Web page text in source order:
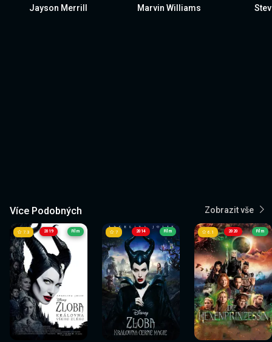
Jayson Merrill Marvin Williams
Více Podobných Zobrazit vše
2019
Sledovat
nyní
7.3 Film
Sledovat
nyní
2014
Sledovat
nyní
7 Film
Sledovat
nyní
2020
Sledovat
nyní
6.1 Film
Sledovat
nyní